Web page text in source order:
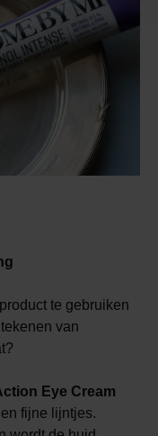
te gebruiken
van
Eye Cream
fijne lijntjes.